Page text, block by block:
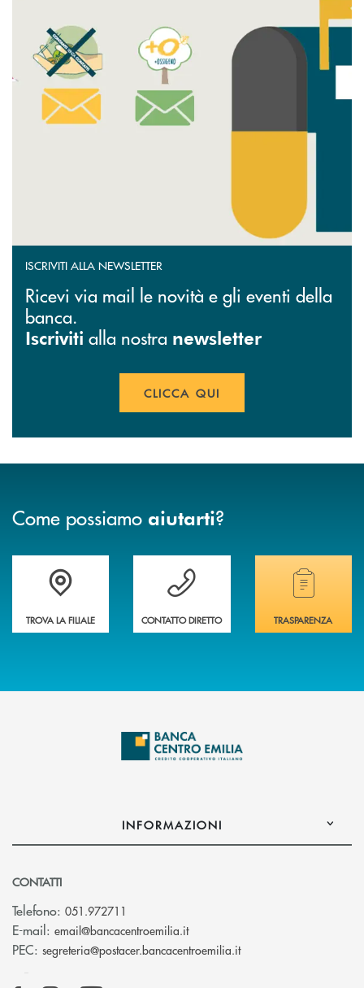
ISCRIVITI ALLA NEWSLETTER
Ricevi via mail le novità e gli eventi della
banca.
Iscriviti alla nostra newsletter
CLICCA QUI
Come possiamo aiutarti?
Accedi all' elenco completo delle filiali
TROVA LA FILIALE
Vuoi avere maggiori informazioni sulla
CONTATTO DIRETTO
Hai bisogno di
TRASPARENZA
INFORMAZIONI
CONTATTI
Telefono: 051.972711
E-mail: email@bancacentroemilia.it(si apre l’app di posta
PEC: segreteria@postacer.bancacentroemilia.it(si apre l’app di